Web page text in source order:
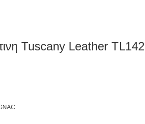
Tuscany Leather